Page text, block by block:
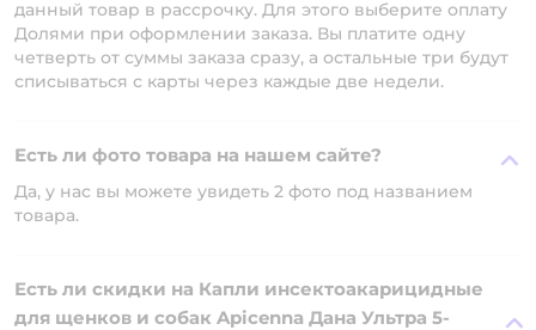
данный товар в рассрочку. Для этого выберите оплату
Долями при оформлении заказа. Вы платите одну
четверть от суммы заказа сразу, а остальные три будут
списываться с карты через каждые две недели.
Есть ли фото товара на нашем сайте?
Да, у нас вы можете увидеть 2 фото под названием
товара.
Есть ли скидки на Капли инсектоакарицидные
для щенков и собак Apicenna Дана Ультра 5-